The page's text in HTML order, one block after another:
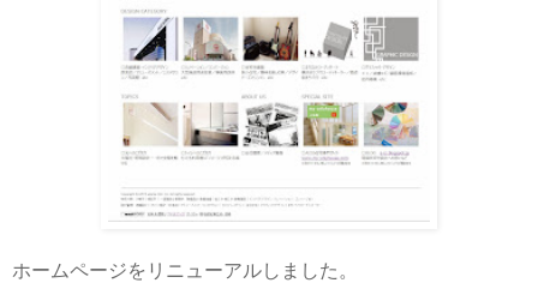
ホームページをリニューアルしました。